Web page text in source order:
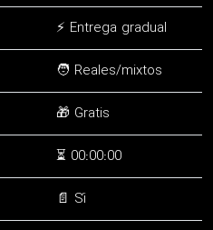
⚡ Entrega gradual
🧑 Reales/mixtos
🎁 Gratis
⏳ 00:00:00
📄 Sí